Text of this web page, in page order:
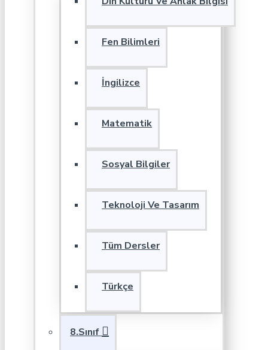
Fen Bilimleri
İngilizce
Matematik
Sosyal Bilgiler
Teknoloji Ve Tasarım
Tüm Dersler
Türkçe
8.Sınıf